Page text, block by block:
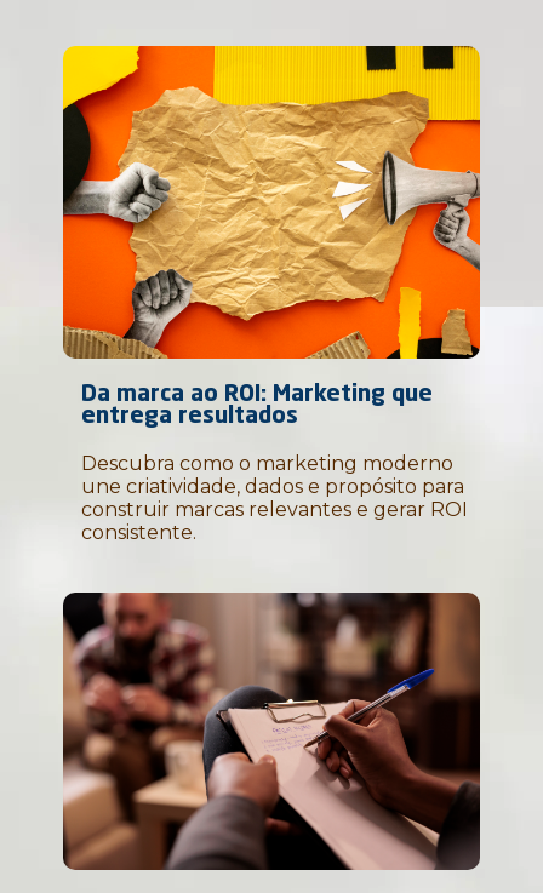
Da marca ao ROI: Marketing que
entrega resultados
Descubra como o marketing moderno
une criatividade, dados e propósito para
construir marcas relevantes e gerar ROI
consistente.